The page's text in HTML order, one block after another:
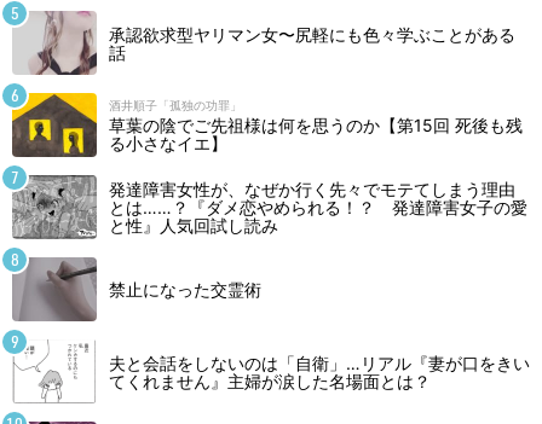
承認欲求型ヤリマン女〜尻軽にも色々学ぶことがある
話
酒井順子「孤独の功罪」
草葉の陰でご先祖様は何を思うのか【第15回 死後も残
る小さなイエ】
発達障害女性が、なぜか行く先々でモテてしまう理由
とは……？『ダメ恋やめられる！？ 発達障害女子の愛
と性』人気回試し読み
禁止になった交霊術
夫と会話をしないのは「自衛」…リアル『妻が口をきい
てくれません』主婦が涙した名場面とは？